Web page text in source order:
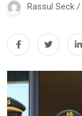
Rassul Seck /